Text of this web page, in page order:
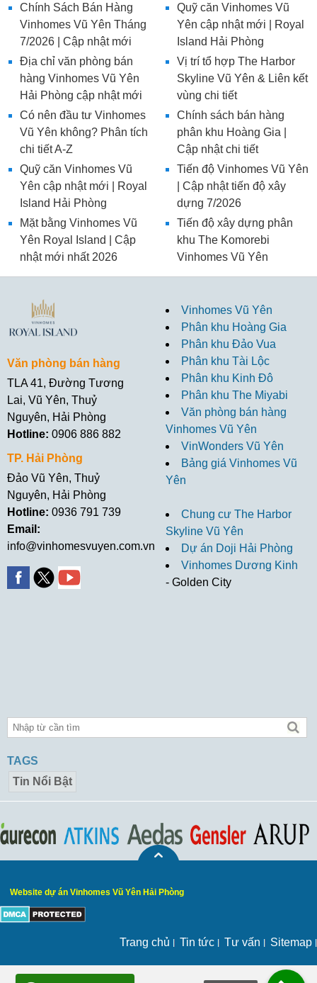
Quỹ căn Vinhomes Vũ
Yên cập nhật mới | Royal
Island Hải Phòng
Vị trí tổ hợp The Harbor
Skyline Vũ Yên & Liên kết
vùng chi tiết
Chính sách bán hàng
phân khu Hoàng Gia |
Cập nhật chi tiết
Tiến độ Vinhomes Vũ Yên
| Cập nhật tiến độ xây
dựng 7/2026
Tiến độ xây dựng phân
khu The Komorebi
Vinhomes Vũ Yên
Chính Sách Bán Hàng
Vinhomes Vũ Yên Tháng
7/2026 | Cập nhật mới
Địa chỉ văn phòng bán
hàng Vinhomes Vũ Yên
Hải Phòng cập nhật mới
Có nên đầu tư Vinhomes
Vũ Yên không? Phân tích
chi tiết A-Z
Quỹ căn Vinhomes Vũ
Yên cập nhật mới | Royal
Island Hải Phòng
Mặt bằng Vinhomes Vũ
Yên Royal Island | Cập
nhật mới nhất 2026
Văn phòng bán hàng
TLA 41, Đường Tương
Lai, Vũ Yên, Thuỷ
Nguyên, Hải Phòng
Hotline: 0906 886 882
TP. Hải Phòng
Đảo Vũ Yên, Thuỷ
Nguyên, Hải Phòng
Hotline: 0936 791 739
Email:
info@vinhomesvuyen.com.vn
Vinhomes Vũ Yên
Phân khu Hoàng Gia
Phân khu Đảo Vua
Phân khu Tài Lộc
Phân khu Kinh Đô
Phân khu The Miyabi
Văn phòng bán hàng
Vinhomes Vũ Yên
VinWonders Vũ Yên
Bảng giá Vinhomes Vũ
Yên
Chung cư The Harbor
Skyline Vũ Yên
Dự án Doji Hải Phòng
Vinhomes Dương Kinh
- Golden City
TAGS
Tin Nổi Bật
Website dự án Vinhomes Vũ Yên Hải Phòng
Trang chủ Tin tức Tư vấn Sitemap